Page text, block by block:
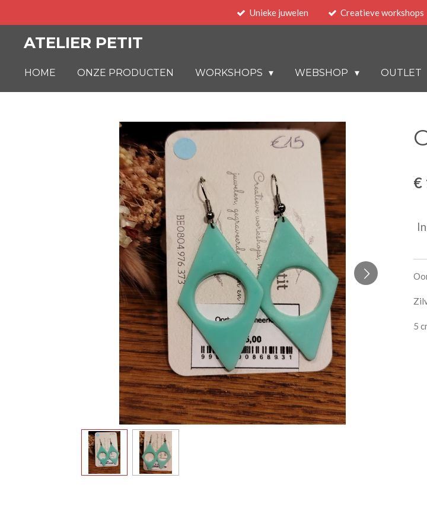
hoofdinhoud
Unieke juwelen Creatieve workshops
ATELIER PETIT
HOME ONZE PRODUCTEN WORKSHOPS WEBSHOP OUTLET
€
5